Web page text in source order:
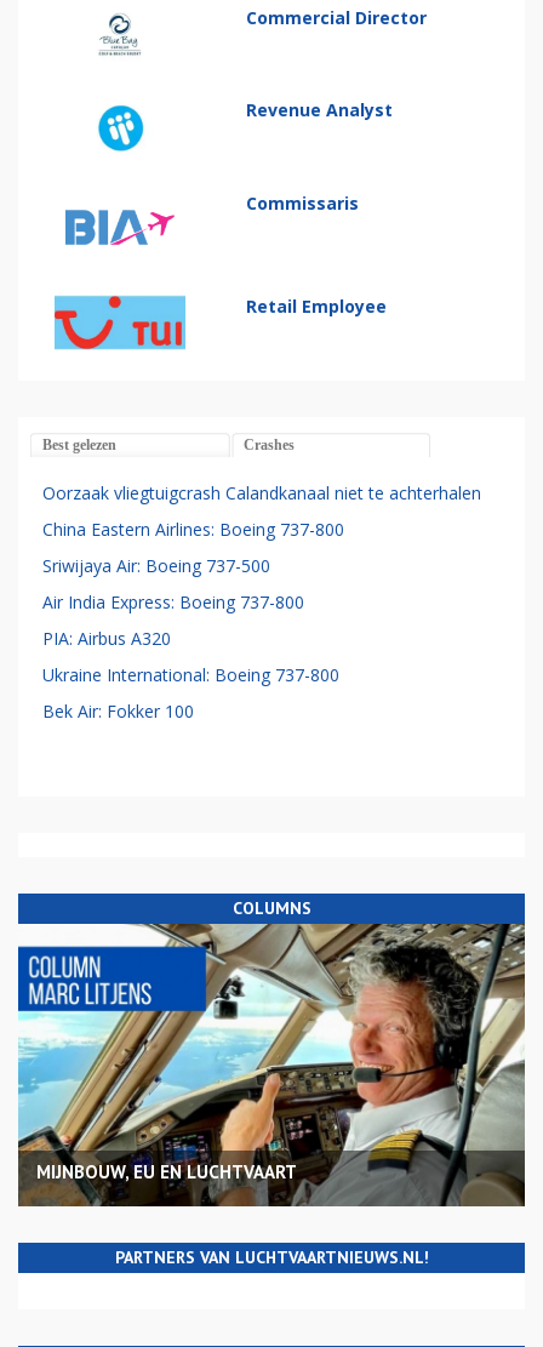
Commercial Director
Revenue Analyst
Commissaris
Retail Employee
Best gelezen Crashes
Oorzaak vliegtuigcrash Calandkanaal niet te achterhalen
China Eastern Airlines: Boeing 737-800
Sriwijaya Air: Boeing 737-500
Air India Express: Boeing 737-800
PIA: Airbus A320
Ukraine International: Boeing 737-800
Bek Air: Fokker 100
COLUMNS
MIJNBOUW, EU EN LUCHTVAART
PARTNERS VAN LUCHTVAARTNIEUWS.NL!